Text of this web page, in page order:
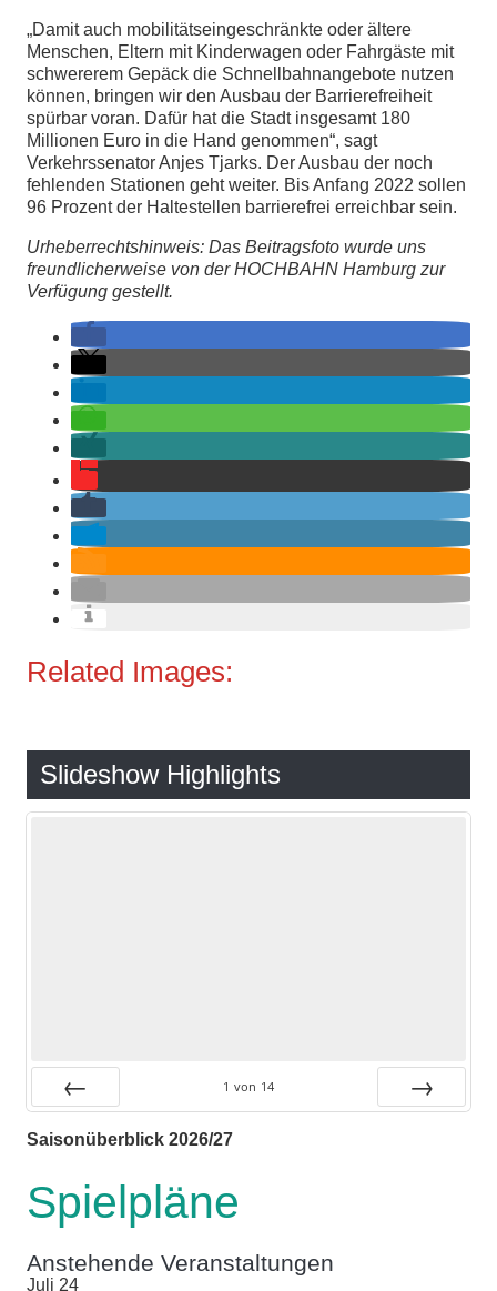
„Damit auch mobilitätseingeschränkte oder ältere
Menschen, Eltern mit Kinderwagen oder Fahrgäste mit
schwererem Gepäck die Schnellbahnangebote nutzen
können, bringen wir den Ausbau der Barrierefreiheit
spürbar voran. Dafür hat die Stadt insgesamt 180
Millionen Euro in die Hand genommen“, sagt
Verkehrssenator Anjes Tjarks. Der Ausbau der noch
fehlenden Stationen geht weiter. Bis Anfang 2022 sollen
96 Prozent der Haltestellen barrierefrei erreichbar sein.
Urheberrechtshinweis: Das Beitragsfoto wurde uns
freundlicherweise von der HOCHBAHN Hamburg zur
Verfügung gestellt.
Related Images:
Slideshow Highlights
1 von 14
Saisonüberblick 2026/27
Spielpläne
Anstehende Veranstaltungen
Juli 24